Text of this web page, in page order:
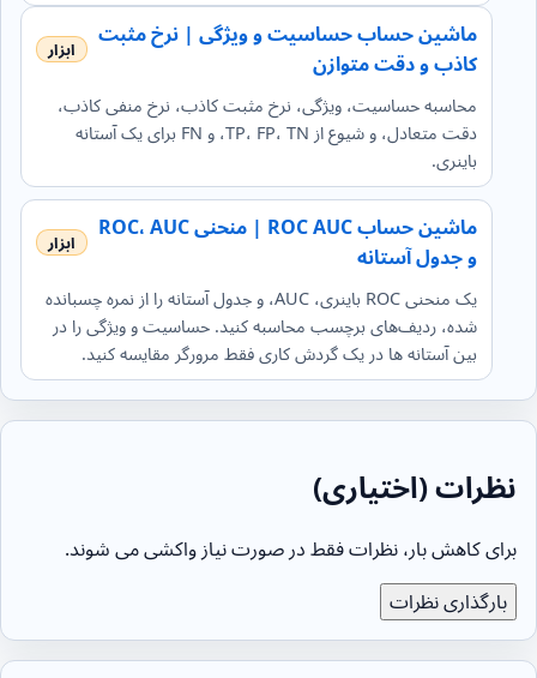
ماشین حساب حساسیت و ویژگی | نرخ مثبت
کاذب و دقت متوازن
محاسبه حساسیت، ویژگی، نرخ مثبت کاذب، نرخ منفی کاذب،
دقت متعادل، و شیوع از TP، FP، TN، و FN برای یک آستانه
باینری.
ماشین حساب ROC AUC | منحنی ROC، AUC
و جدول آستانه
یک منحنی ROC باینری، AUC، و جدول آستانه را از نمره چسبانده
شده، ردیف‌های برچسب محاسبه کنید. حساسیت و ویژگی را در
بین آستانه ها در یک گردش کاری فقط مرورگر مقایسه کنید.
نظرات (اختیاری)
برای کاهش بار، نظرات فقط در صورت نیاز واکشی می شوند.
بارگذاری نظرات